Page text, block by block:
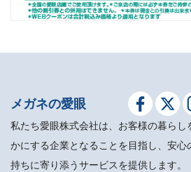
メガネの愛眼
私たち愛眼株式会社は、お客様の暮らし
かにする企業となることを目指し、安
持ちに寄り添うサービスを提供します。